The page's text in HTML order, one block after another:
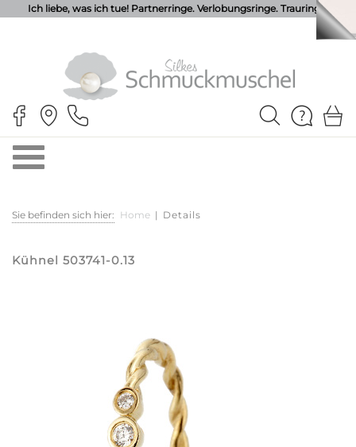
Ich liebe, was ich tue! Partnerringe. Verlobungsringe. Trauringe.
Sie befinden sich hier: Home | Details
Kühnel 503741-0.13